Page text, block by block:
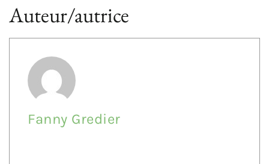
Auteur/autrice
Fanny Gredier